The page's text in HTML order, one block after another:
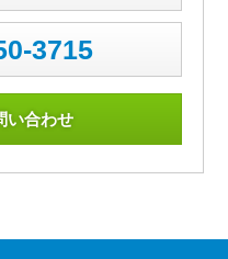
3715
い合わせ